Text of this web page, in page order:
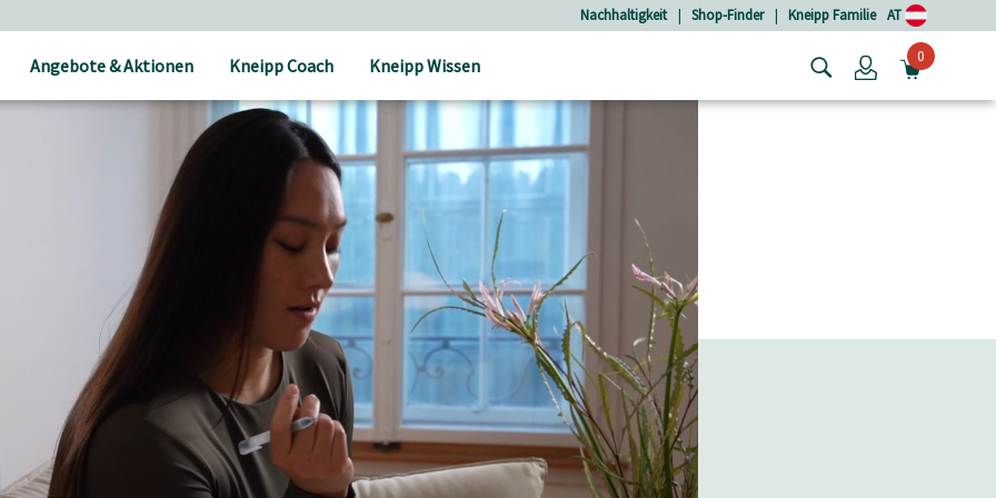
Nachhaltigkeit | Shop-Finder | Kneipp Familie AT
Angebote & Aktionen Kneipp Coach Kneipp Wissen Login0